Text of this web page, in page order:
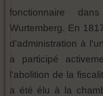
fonctionnaire
Wurtemberg. En
d'administration à
a participé
l'abolition de la
a été élu à la